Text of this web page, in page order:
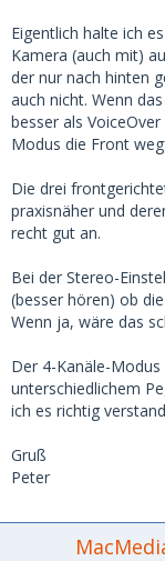
Eigentlich halte ich
Kamera (auch mit)
der nur nach hinten
auch nicht. Wenn
besser als
Modus die Front
Die drei
praxisnäher und
recht gut an.
Bei der Stereo-
(besser hören) ob
Wenn ja, wäre das
Der 4-Kanäle-
unterschiedlichem
ich es richtig
Gruß
Peter